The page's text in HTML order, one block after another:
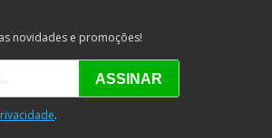
novidades e promoções!